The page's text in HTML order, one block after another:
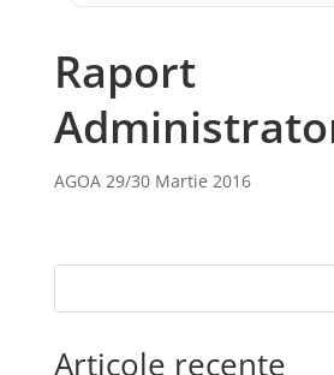
Raport
AGOA 29/30 Martie 2016
Articole recente